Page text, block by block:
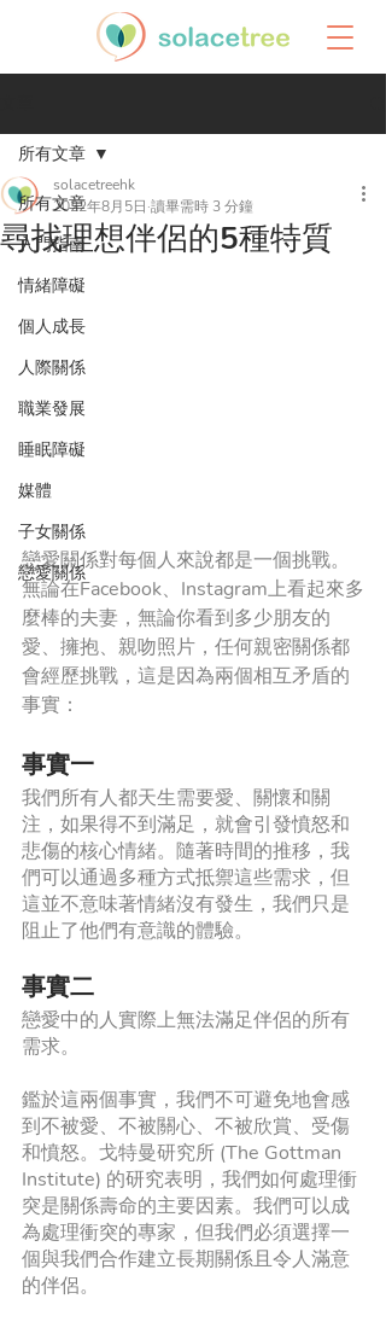
所有文章
入門指南
情緒障礙
個人成長
人際關係
職業發展
睡眠障礙
媒體
子女關係
戀愛關係
所有文章
尋找理想伴侶的5種特質
solacetreehk
2022年8月5日 讀畢需時 3 分鐘
戀愛關係對每個人來說都是一個挑戰。
無論在Facebook、Instagram上看起來多
麼棒的夫妻，無論你看到多少朋友的
愛、擁抱、親吻照片，任何親密關係都
會經歷挑戰，這是因為兩個相互矛盾的
事實：
事實一
我們所有人都天生需要愛、關懷和關
注，如果得不到滿足，就會引發憤怒和
悲傷的核心情緒。隨著時間的推移，我
們可以通過多種方式抵禦這些需求，但
這並不意味著情緒沒有發生，我們只是
阻止了他們有意識的體驗。
事實二
戀愛中的人實際上無法滿足伴侶的所有
需求。
鑑於這兩個事實，我們不可避免地會感
到不被愛、不被關心、不被欣賞、受傷
和憤怒。戈特曼研究所 (The Gottman
Institute) 的研究表明，我們如何處理衝
突是關係壽命的主要因素。我們可以成
為處理衝突的專家，但我們必須選擇一
個與我們合作建立長期關係且令人滿意
的伴侶。